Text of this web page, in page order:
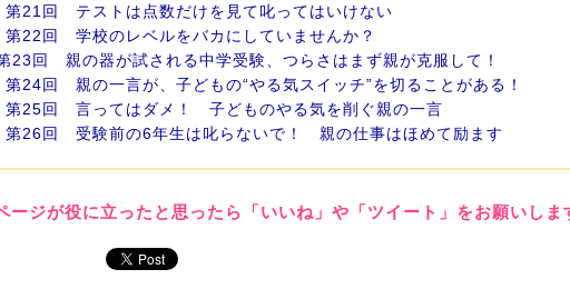
第21回 テストは点数だけを見て叱ってはいけない
第22回 学校のレベルをバカにしていませんか？
23回 親の器が試される中学受験、つらさはまず親が克服して！
第24回 親の一言が、子どもの“やる気スイッチ”を切ることがある！
第25回 言ってはダメ！ 子どものやる気を削ぐ親の一言
第26回 受験前の6年生は叱らないで！ 親の仕事はほめて励ます
ージが役に立ったと思ったら「いいね」や「ツイート」をお願いしま